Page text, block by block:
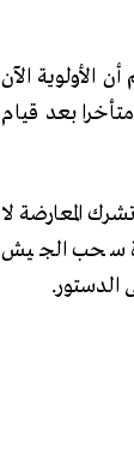
الأولوية الآن
بعد قيام
المعارضة لا
سحب الجيش
الدستور.